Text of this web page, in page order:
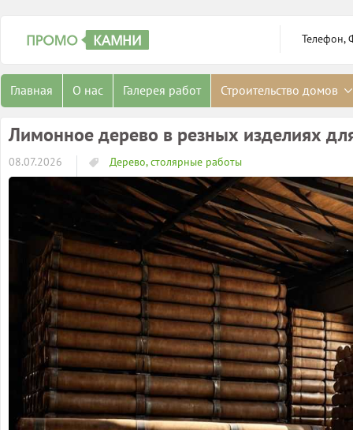
Телефон,
Главная О нас Галерея работ Строительство домов
Лимонное дерево в резных изделиях
08.07.2026 Дерево, столярные работы